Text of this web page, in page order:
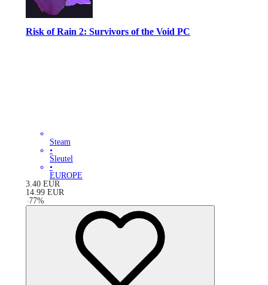
Risk of Rain 2: Survivors of the Void PC
Steam
•
Sleutel
•
EUROPE
3.40 EUR
14.99 EUR
-77%